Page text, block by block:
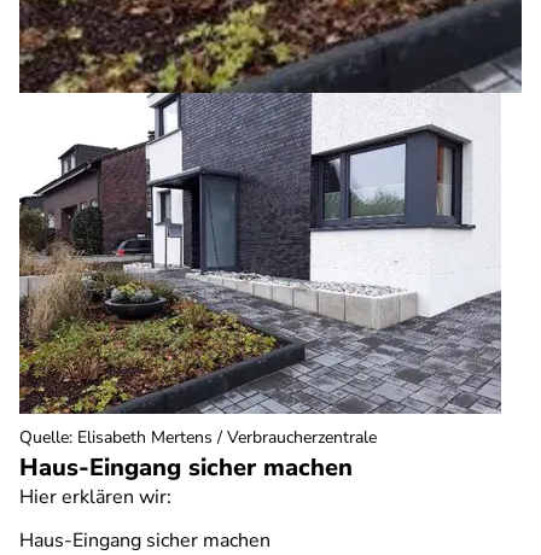
Haus-Eingang sicher machen
Hier erklären wir:
Haus-Eingang sicher machen
Quelle: Elisabeth Mertens / Verbraucherzentrale